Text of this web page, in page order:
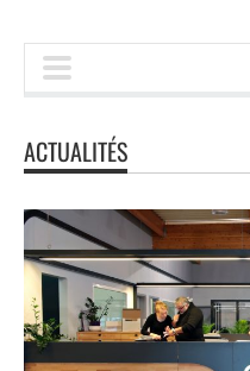
ACTUALITÉS